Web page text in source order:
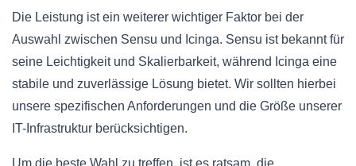
Die Leistung ist ein weiterer wichtiger Faktor bei der
Auswahl zwischen Sensu und Icinga. Sensu ist bekannt für
seine Leichtigkeit und Skalierbarkeit, während Icinga eine
stabile und zuverlässige Lösung bietet. Wir sollten hierbei
unsere spezifischen Anforderungen und die Größe unserer
IT-Infrastruktur berücksichtigen.